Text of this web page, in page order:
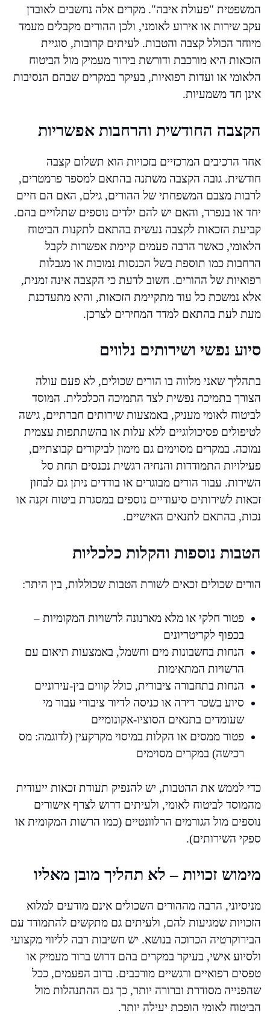
המשפטית "פעולת איבה". מקרים אלה נחשבים לאובדן
עקב שירות או אירוע לאומני, ולכן ההורים מקבלים מעמד
מיוחד הכולל קצבה והטבות. לעיתים קרובות, סוגיית
הזכאות היא מורכבת ודורשת בירור מעמיק מול הביטוח
הלאומי או ועדות רפואיות, בעיקר במקרים שבהם הנסיבות
אינן חד משמעיות.
הקצבה החודשית והרחבות אפשריות
אחד הרכיבים המרכזיים בזכויות הוא תשלום קצבה
חודשית. גובה הקצבה משתנה בהתאם למספר פרמטרים,
לרבות מצבם המשפחתי של ההורים, גילם, האם הם חיים
יחד או בנפרד, והאם יש להם ילדים נוספים שתלויים בהם.
קביעת הזכאות לקצבה נעשית בהתאם לתקנות הביטוח
הלאומי, כאשר הרבה פעמים קיימת אפשרות לקבל
הרחבות כמו תוספת בשל הכנסות נמוכות או מגבלות
רפואיות של ההורים. חשוב לדעת כי הקצבה אינה זמנית,
אלא נמשכת כל עוד מתקיימת הזכאות, והיא מתעדכנת
מעת לעת בהתאם למדד המחירים לצרכן.
סיוע נפשי ושירותים נלווים
בתהליך שאני מלווה בו הורים שכולים, לא פעם עולה
הצורך בתמיכה נפשית לצד התמיכה הכלכלית. המוסד
לביטוח לאומי מעניק, באמצעות שירותים חברתיים, גישה
לטיפולים פסיכולוגיים ללא עלות או בהשתתפות עצמית
נמוכה. במקרים מסוימים גם מימון לביקורים קבוצתיים,
פעילויות התמודדות והנחיה רגשית נכנסים תחת סל
השירות. עבור הורים מבוגרים או בודדים ניתן גם לבחון
זכאות לשירותים סיעודיים נוספים במסגרת ביטוח זקנה או
נכות, בהתאם לתנאים האישיים.
הטבות נוספות והקלות כלכליות
הורים שכולים זכאים לשורת הטבות שכוללות, בין היתר:
פטור חלקי או מלא מארנונה לרשויות המקומיות –
בכפוף לקריטריונים
הנחות בחשבונות מים וחשמל, באמצעות תיאום עם
הרשויות המתאימות
הנחות בתחבורה ציבורית, כולל קווים בין-עירוניים
סיוע בשכר דירה או כניסה לדיור ציבורי עבור מי
שעומדים בתנאים הסוציו-אקונומיים
פטור ממסים או הקלות במיסוי מקרקעין (לדוגמה: מס
רכישה) במקרים מסוימים
כדי לממש את ההטבות, יש להנפיק תעודת זכאות ייעודית
מהמוסד לביטוח לאומי, ולעיתים דרוש לצרף אישורים
נוספים מול הגורמים הרלוונטיים (כמו הרשות המקומית או
ספקי השירותים).
מימוש זכויות – לא תהליך מובן מאליו
מניסיוני, הרבה מההורים השכולים אינם מודעים למלוא
הזכויות שמגיעות להם, ולעיתים גם מתקשים להתמודד עם
הבירוקרטיה הכרוכה בנושא. יש חשיבות רבה לליווי מקצועי
ולסיוע אישי, בעיקר במקרים בהם דרוש ברור מעמיק או
טפסים רפואיים ורגשיים מורכבים. ברוב הפעמים, ככל
שהפנייה מסודרת וברורה יותר, כך גם ההתנהלות מול
הביטוח לאומי הופכת יעילה יותר.